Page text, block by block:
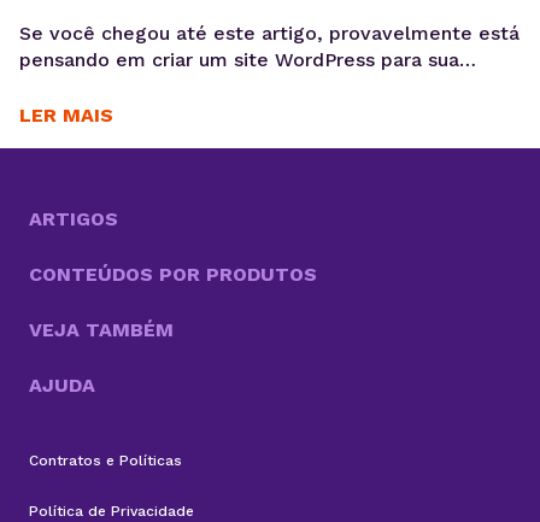
Se você chegou até este artigo, provavelmente está
pensando em criar um site WordPress para sua
qual for o objetivo, escolher WordPress como
sinônimo...
LER MAIS
ARTIGOS
CONTEÚDOS POR PRODUTOS
VEJA TAMBÉM
AJUDA
Contratos e Políticas
Política de Privacidade